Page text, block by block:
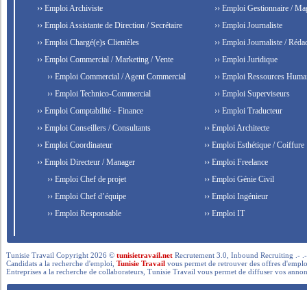
›› Emploi Archiviste
›› Emploi Assistante de Direction / Secrétaire
›› Emploi Chargé(e)s Clientèles
›› Emploi Commercial / Marketing / Vente
›› Emploi Commercial / Agent Commercial
›› Emploi Technico-Commercial
›› Emploi Comptabilité - Finance
›› Emploi Conseillers / Consultants
›› Emploi Coordinateur
›› Emploi Directeur / Manager
›› Emploi Chef de projet
›› Emploi Chef d’équipe
›› Emploi Responsable
›› Emploi Gestionnaire /
›› Emploi Journaliste
›› Emploi Journaliste /
›› Emploi Juridique
›› Emploi Ressources
›› Emploi Superviseurs
›› Emploi Traducteur
›› Emploi Architecte
›› Emploi Esthétique / Coiffure
›› Emploi Freelance
›› Emploi Génie Civil
›› Emploi Ingénieur
›› Emploi IT
Tunisie Travail Copyright 2026 ©tunisietravail.net Recrutement 3.0, Inbound Recruiting .-
Candidats a la recherche d'emploi,Tunisie Travail vous permet de retrouver des offres
Entreprises a la recherche de collaborateurs, Tunisie Travail vous permet de diffuser vos